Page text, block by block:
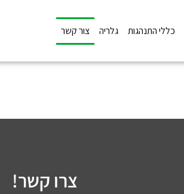
כללי התנהגות גלריה צור קשר
צרו קשר!